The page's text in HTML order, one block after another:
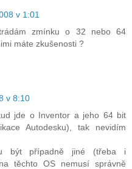
v 1:01
zmínku o 32 nebo 64
máte zkušenosti ?
v 8:10
jde o Inventor a jeho 64 bit
Autodesku), tak nevidím
být případně jiné (třeba i
těchto OS nemusí správně